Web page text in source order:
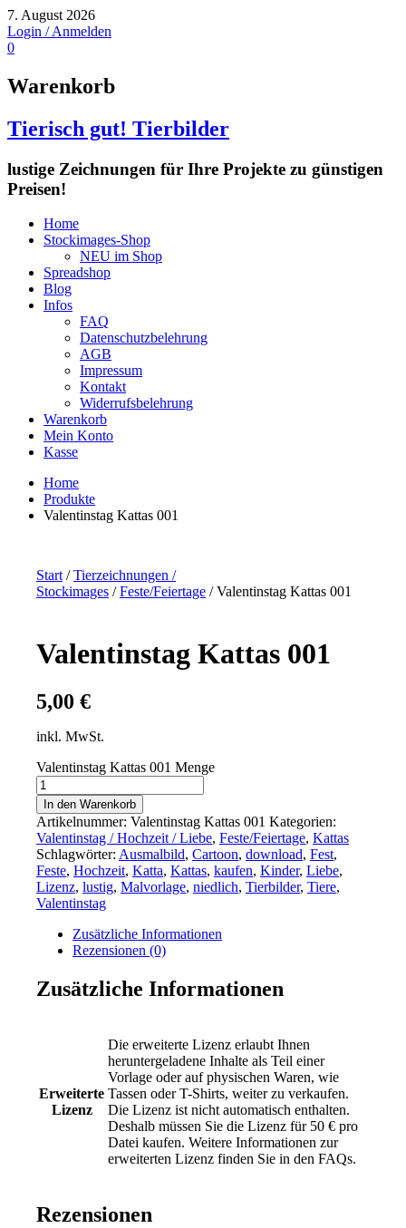
7. August 2026
Login / Anmelden
0
Warenkorb
Tierisch gut! Tierbilder
lustige Zeichnungen für Ihre Projekte zu günstigen
Preisen!
Home
Stockimages-Shop
NEU im Shop
Spreadshop
Blog
Infos
FAQ
Datenschutzbelehrung
AGB
Impressum
Kontakt
Widerrufsbelehrung
Warenkorb
Mein Konto
Kasse
Home
Produkte
Valentinstag Kattas 001
Start/Tierzeichnungen /
Stockimages /Feste/Feiertage / Valentinstag Kattas 001
Valentinstag Kattas 001
5,00 €
inkl. MwSt.
Valentinstag Kattas 001 Menge
In den Warenkorb
Artikelnummer: Valentinstag Kattas 001 Kategorien:
Valentinstag / Hochzeit / Liebe, Feste/Feiertage, Kattas
Schlagwörter: Ausmalbild, Cartoon, download, Fest,
Feste, Hochzeit, Katta, Kattas, kaufen, Kinder, Liebe,
Lizenz, lustig, Malvorlage, niedlich, Tierbilder, Tiere,
Valentinstag
Zusätzliche Informationen
Rezensionen (0)
Zusätzliche Informationen
Erweiterte
Lizenz
Die erweiterte Lizenz erlaubt Ihnen
heruntergeladene Inhalte als Teil einer
Vorlage oder auf physischen Waren, wie
Tassen oder T-Shirts, weiter zu verkaufen.
Die Lizenz ist nicht automatisch enthalten.
Deshalb müssen Sie die Lizenz für 50 € pro
Datei kaufen. Weitere Informationen zur
erweiterten Lizenz finden Sie in den FAQs.
Rezensionen